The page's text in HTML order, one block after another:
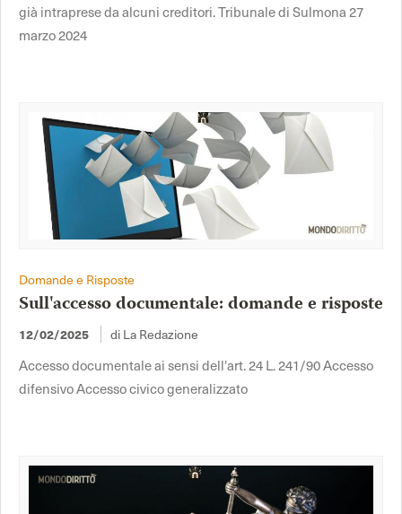
già intraprese da alcuni creditori. Tribunale di Sulmona 27
marzo 2024
Domande e Risposte
Sull'accesso documentale: domande e risposte
12/02/2025 di La Redazione
Accesso documentale ai sensi dell'art. 24 L. 241/90 Accesso
difensivo Accesso civico generalizzato